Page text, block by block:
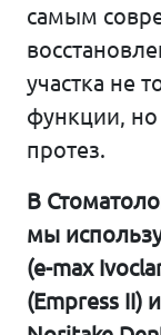
самым
участка не
функции, но
протез.
В
мы
(e-max
(Empress II)